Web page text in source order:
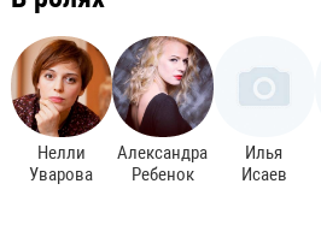
Нелли
Уварова
Александра
Ребенок
Илья
Исаев